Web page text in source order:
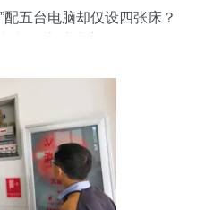
配五台电脑却仅设四张床？